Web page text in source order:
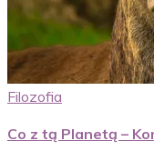
Filozofia
Co z tą Planetą –